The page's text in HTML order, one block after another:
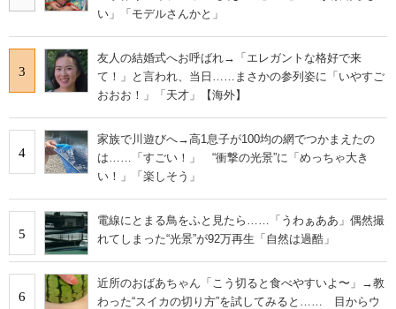
い」「モデルさんかと」
3
友人の結婚式へお呼ばれ→「エレガントな格好で来
て！」と言われ、当日……まさかの参列姿に「いやすご
おおお！」「天才」【海外】
4
家族で川遊びへ→高1息子が100均の網でつかまえたの
は……「すごい！」 “衝撃の光景”に「めっちゃ大き
い！」「楽しそう」
5
電線にとまる鳥をふと見たら……「うわぁああ」偶然撮
れてしまった“光景”が92万再生「自然は過酷」
6
近所のおばあちゃん「こう切ると食べやすいよ〜」→教
わった“スイカの切り方”を試してみると…… 目からウ